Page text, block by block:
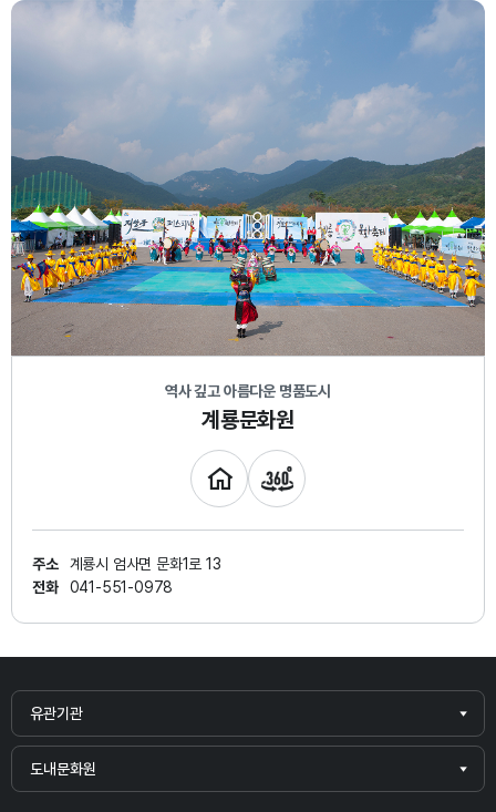
역사 깊고 아름다운 명품도시
계룡문화원
주소
계룡시 엄사면 문화1로 13
전화
041-551-0978
유관기관
도내문화원